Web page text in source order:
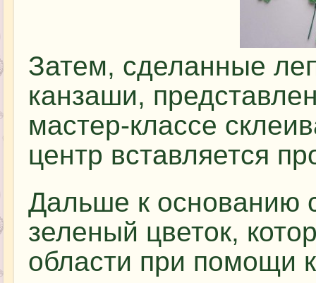
Затем, сделанные
канзаши,
мастер-классе
центр вставляется
Дальше к основанию
зеленый цветок,
области при помощи